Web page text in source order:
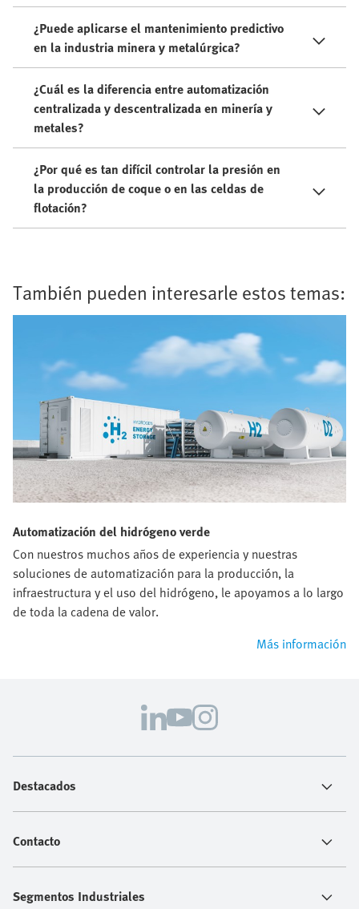
¿Puede aplicarse el mantenimiento predictivo
en la industria minera y metalúrgica?
¿Cuál es la diferencia entre automatización
centralizada y descentralizada en minería y
metales?
¿Por qué es tan difícil controlar la presión en
la producción de coque o en las celdas de
flotación?
También pueden interesarle estos temas:
Automatización del hidrógeno verde
Con nuestros muchos años de experiencia y nuestras
soluciones de automatización para la producción, la
infraestructura y el uso del hidrógeno, le apoyamos a lo largo
de toda la cadena de valor.
Más información
Destacados
Contacto
Segmentos Industriales